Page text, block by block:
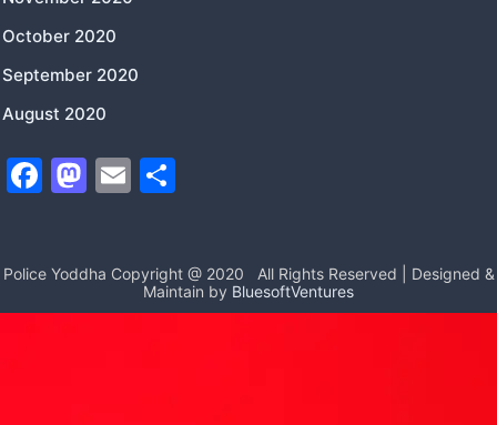
October 2020
September 2020
August 2020
F
e
b
M
o
d
E
l
e
Police Yoddha Copyright @ 2020
All Rights Reserved | Designed &
Maintain by BluesoftVentures